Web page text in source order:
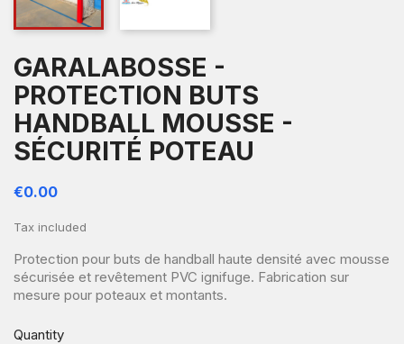
GARALABOSSE -
PROTECTION BUTS
HANDBALL MOUSSE -
SÉCURITÉ POTEAU
€0.00
Tax included
Protection pour buts de handball haute densité avec mousse
sécurisée et revêtement PVC ignifuge. Fabrication sur
mesure pour poteaux et montants.
Quantity